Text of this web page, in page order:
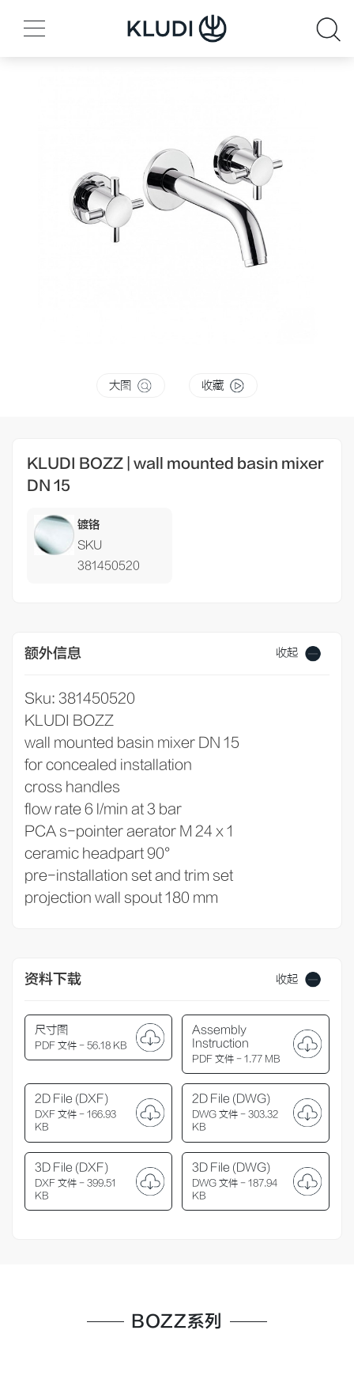
大图 收藏
KLUDI BOZZ | wall mounted basin mixer
DN 15
镀铬
SKU
381450520
额外信息 收起
Sku: 381450520
KLUDI BOZZ
wall mounted basin mixer DN 15
for concealed installation
cross handles
flow rate 6 l/min at 3 bar
PCA s-pointer aerator M 24 x 1
ceramic headpart 90°
pre-installation set and trim set
projection wall spout 180 mm
资料下载 收起
尺寸图
PDF 文件 - 56.18 KB
Assembly
Instruction
PDF 文件 - 1.77 MB
2D File (DXF)
DXF 文件 - 166.93
KB
2D File (DWG)
DWG 文件 - 303.32
KB
3D File (DXF)
DXF 文件 - 399.51
KB
3D File (DWG)
DWG 文件 - 187.94
KB
BOZZ系列